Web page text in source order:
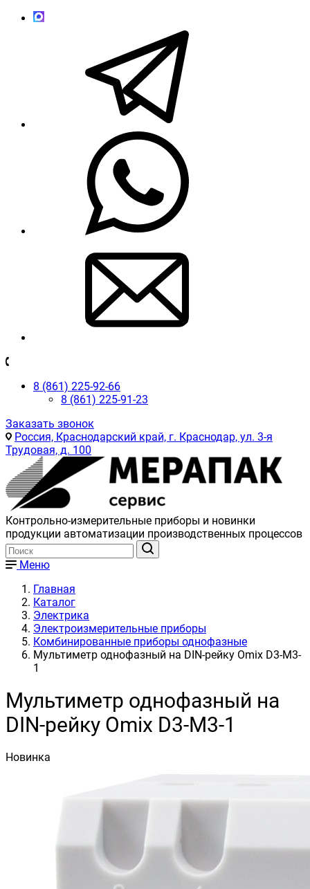
8 (861) 225-92-66
8 (861) 225-91-23
Заказать звонок
Россия, Краснодарский край, г. Краснодар, ул. 3-я
Трудовая, д. 100
Контрольно-измерительные приборы и новинки
продукции автоматизации производственных процессов
Меню
Главная
Каталог
Электрика
Электроизмерительные приборы
Комбинированные приборы однофазные
Мультиметр однофазный на DIN-рейку Omix D3-M3-
1
Мультиметр однофазный на
DIN-рейку Omix D3-M3-1
Новинка